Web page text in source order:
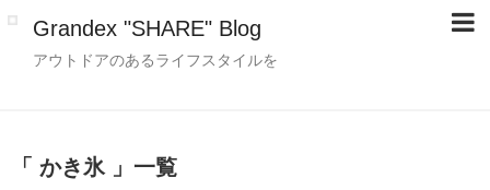
Grandex "SHARE" Blog
アウトドアのあるライフスタイルを
「 かき氷 」一覧